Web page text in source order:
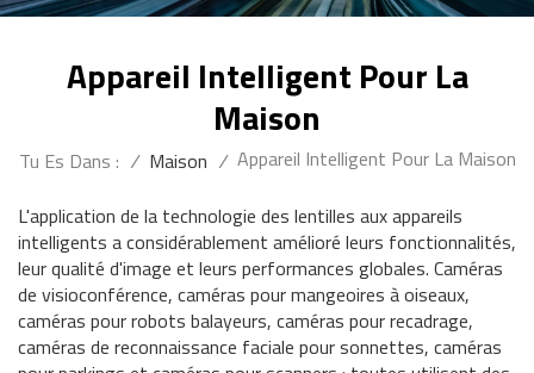
Appareil Intelligent Pour La
Maison
Tu Es Dans : / Maison / Appareil Intelligent Pour La Maison
L'application de la technologie des lentilles aux appareils
intelligents a considérablement amélioré leurs fonctionnalités,
leur qualité d'image et leurs performances globales. Caméras
de visioconférence, caméras pour mangeoires à oiseaux,
caméras pour robots balayeurs, caméras pour recadrage,
caméras de reconnaissance faciale pour sonnettes, caméras